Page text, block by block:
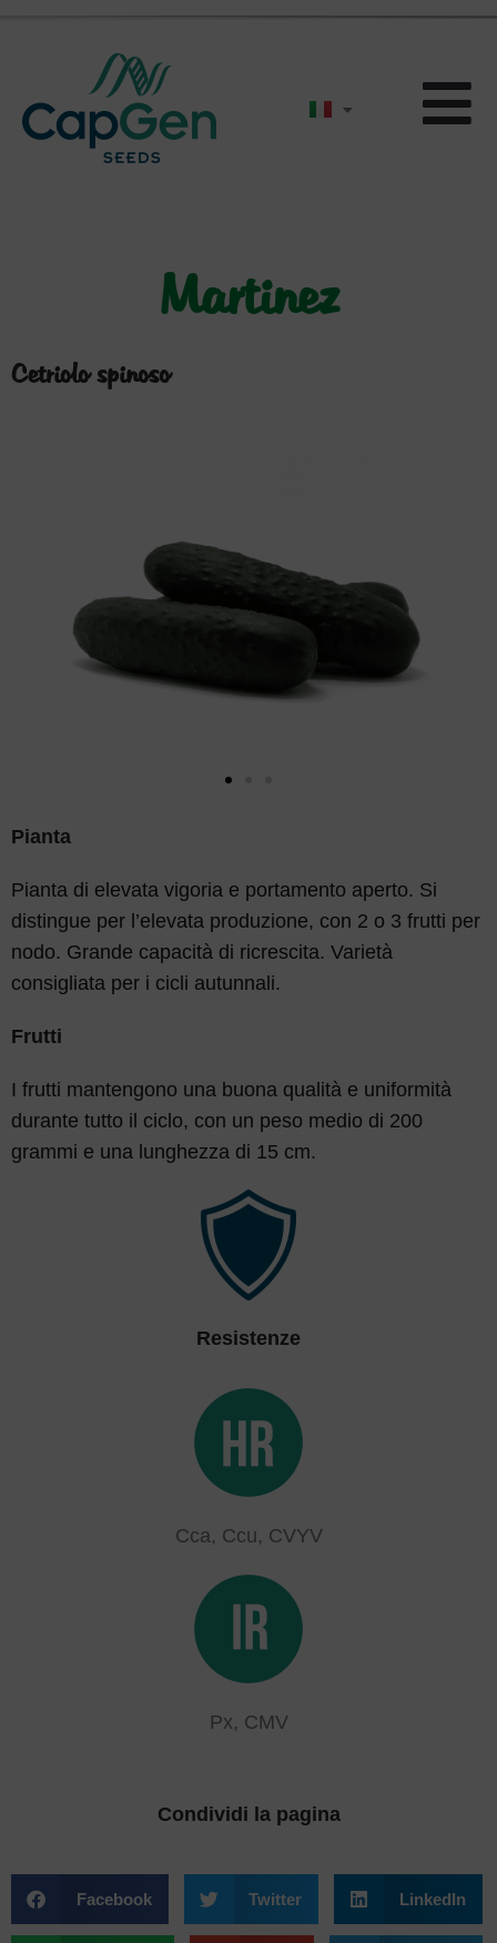
Martinez
Cetriolo spinoso
Pianta
Pianta di elevata vigoria e portamento aperto. Si
distingue per l’elevata produzione, con 2 o 3 frutti per
nodo. Grande capacità di ricrescita. Varietà
consigliata per i cicli autunnali.
Frutti
I frutti mantengono una buona qualità e uniformità
durante tutto il ciclo, con un peso medio di 200
grammi e una lunghezza di 15 cm.
Resistenze
Cca, Ccu, CVYV
Px, CMV
Condividi la pagina
Facebook Twitter LinkedIn